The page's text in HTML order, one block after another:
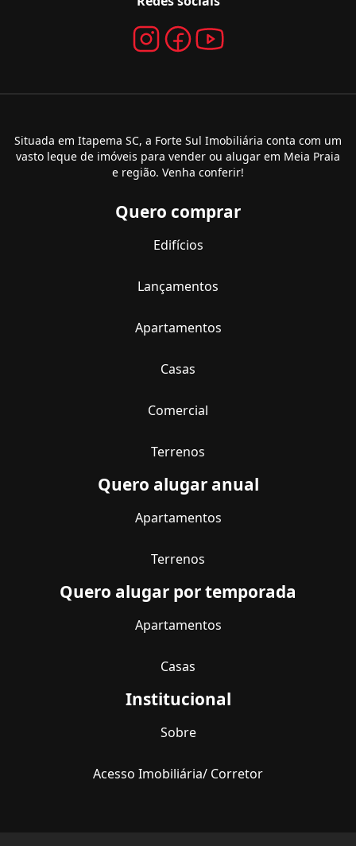
Situada em Itapema SC, a Forte Sul Imobiliária conta com um
vasto leque de imóveis para vender ou alugar em Meia Praia
e região. Venha conferir!
Quero comprar
Edifícios
Lançamentos
Apartamentos
Casas
Comercial
Terrenos
Quero alugar anual
Apartamentos
Terrenos
Quero alugar por temporada
Apartamentos
Casas
Institucional
Sobre
Acesso Imobiliária/ Corretor